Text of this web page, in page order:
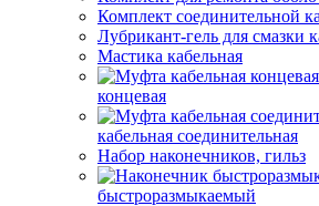
Комплект соединительной
Лубрикант-гель для смазки
Мастика кабельная
концевая
кабельная соединительная
Набор наконечников, гильз
быстроразмыкаемый